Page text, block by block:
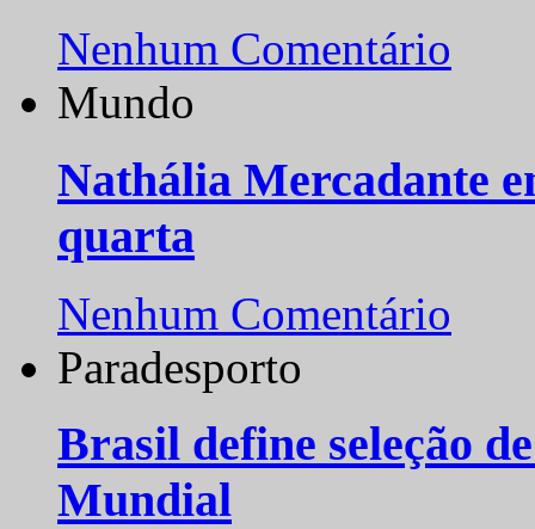
Nenhum Comentário
Mundo
Nathália Mercadante
quarta
Nenhum Comentário
Paradesporto
Brasil define seleção
Mundial